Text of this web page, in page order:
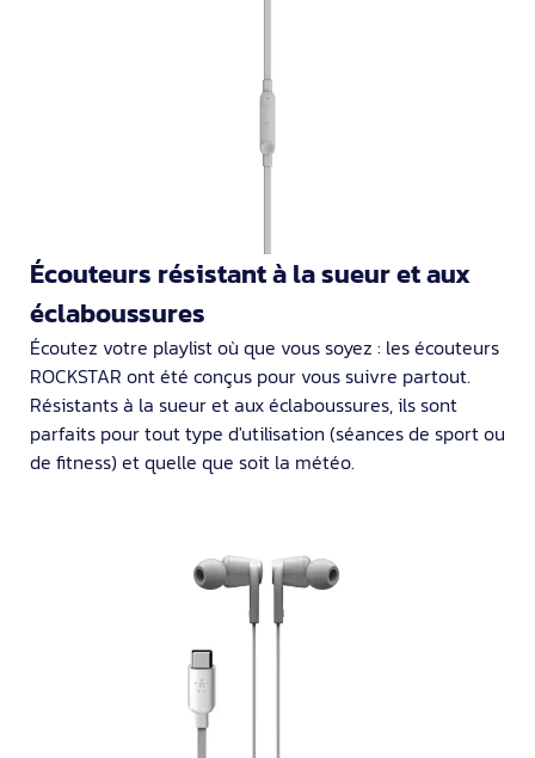
Écouteurs résistant à la sueur et aux
éclaboussures
Écoutez votre playlist où que vous soyez : les écouteurs
ROCKSTAR ont été conçus pour vous suivre partout.
Résistants à la sueur et aux éclaboussures, ils sont
parfaits pour tout type d'utilisation (séances de sport ou
de fitness) et quelle que soit la météo.